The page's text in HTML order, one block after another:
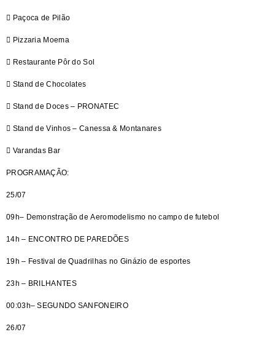
 Paçoca de Pilão
 Pizzaria Moema
 Restaurante Pôr do Sol
 Stand de Chocolates
 Stand de Doces – PRONATEC
 Stand de Vinhos – Canessa & Montanares
 Varandas Bar
PROGRAMAÇÃO:
25/07
09h– Demonstração de Aeromodelismo no campo de futebol
14h – ENCONTRO DE PAREDÕES
19h – Festival de Quadrilhas no Ginázio de esportes
23h – BRILHANTES
00:03h– SEGUNDO SANFONEIRO
26/07